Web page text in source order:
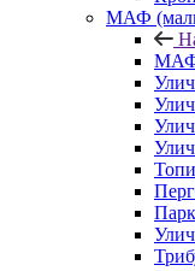
МАФ
МАФ